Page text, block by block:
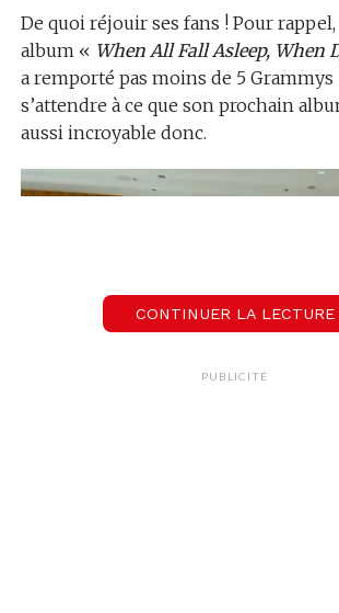
De quoi réjouir ses fans ! Pour
album « When All Fall Asleep, When
a remporté pas moins de 5 Grammys
s’attendre à ce que son prochain
aussi incroyable donc.
CONTINUER LA LECTURE
PUBLICITÉ